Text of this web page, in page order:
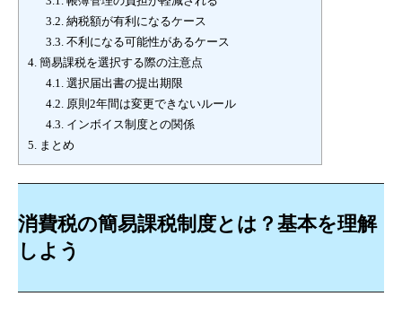
3.2.納税額が有利になるケース
3.3.不利になる可能性があるケース
4. 簡易課税を選択する際の注意点
4.1.選択届出書の提出期限
4.2.原則2年間は変更できないルール
4.3.インボイス制度との関係
5. まとめ
消費税の簡易課税制度とは？基本を理解
しよう